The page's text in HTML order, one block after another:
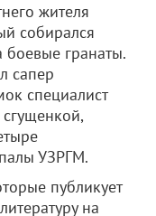
жителя
собирался
боевые гранаты.
сапер
специалист
УЗРГМ.
публикует
на